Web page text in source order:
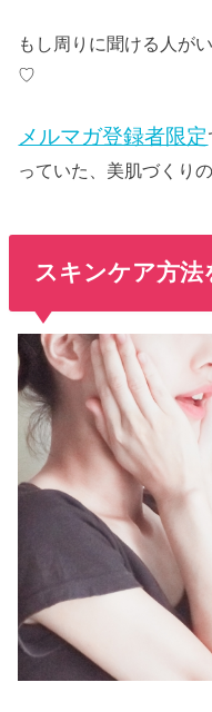
もし周りに聞ける人が
♡
メルマガ登録者限定
っていた、美肌づくり
スキンケア方法